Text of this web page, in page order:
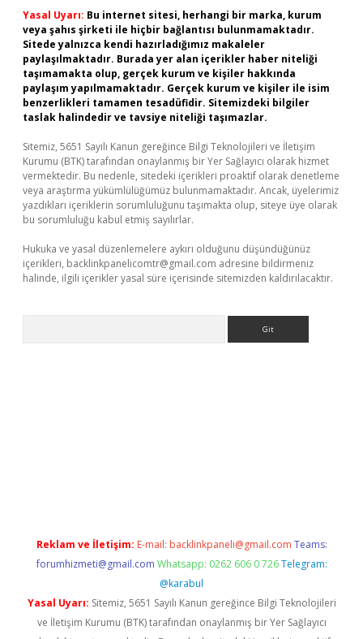
Yasal Uyarı: Bu internet sitesi, herhangi bir marka, kurum
veya şahıs şirketi ile hiçbir bağlantısı bulunmamaktadır.
Sitede yalnızca kendi hazırladığımız makaleler
paylaşılmaktadır. Burada yer alan içerikler haber niteliği
taşımamakta olup, gerçek kurum ve kişiler hakkında
paylaşım yapılmamaktadır. Gerçek kurum ve kişiler ile isim
benzerlikleri tamamen tesadüfidir. Sitemizdeki bilgiler
taslak halindedir ve tavsiye niteliği taşımazlar.
Sitemiz, 5651 Sayılı Kanun gereğince Bilgi Teknolojileri ve İletişim
Kurumu (BTK) tarafından onaylanmış bir Yer Sağlayıcı olarak hizmet
vermektedir. Bu nedenle, sitedeki içerikleri proaktif olarak denetleme
veya araştırma yükümlülüğümüz bulunmamaktadır. Ancak, üyelerimiz
yazdıkları içeriklerin sorumluluğunu taşımakta olup, siteye üye olarak
bu sorumluluğu kabul etmiş sayılırlar.
Hukuka ve yasal düzenlemelere aykırı olduğunu düşündüğünüz
içerikleri, backlinkpanelicomtr@gmail.com adresine bildirmeniz
halinde, ilgili içerikler yasal süre içerisinde sitemizden kaldırılacaktır.
Reklam ve İletişim: E-mail: backlinkpaneli@gmail.com Teams:
forumhizmeti@gmail.com Whatsapp: 0262 606 0 726 Telegram:
@karabul
Yasal Uyarı: Sitemiz, 5651 Sayılı Kanun gereğince Bilgi Teknolojileri
ve İletişim Kurumu (BTK) tarafından onaylanmış bir Yer Sağlayıcı